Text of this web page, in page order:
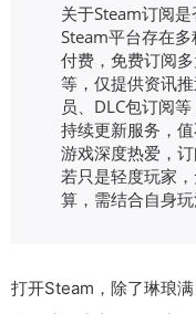
关于Steam订阅
Steam平台存在
付费，免费订阅
等，仅提供资讯
员、DLC包订阅
持续更新服务，
游戏深度热爱，
若只是轻度玩家
算，需结合自身玩
打开Steam，除了琳琅